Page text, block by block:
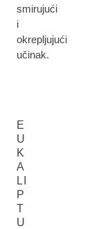
smirujući
i
okrepljujući
učinak.
E
U
K
A
LI
P
T
U